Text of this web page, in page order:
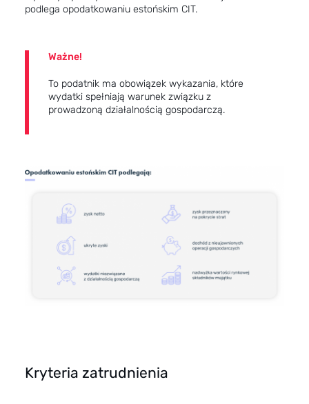
podlega opodatkowaniu estońskim CIT.
Ważne!
To podatnik ma obowiązek wykazania, które
wydatki spełniają warunek związku z
prowadzoną działalnością gospodarczą.
Kryteria zatrudnienia